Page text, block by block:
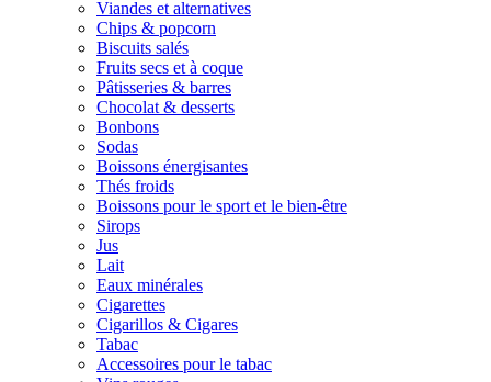
Viandes et alternatives
Chips & popcorn
Biscuits salés
Fruits secs et à coque
Pâtisseries & barres
Chocolat & desserts
Bonbons
Sodas
Boissons énergisantes
Thés froids
Boissons pour le sport et le bien-être
Sirops
Jus
Lait
Eaux minérales
Cigarettes
Cigarillos & Cigares
Tabac
Accessoires pour le tabac